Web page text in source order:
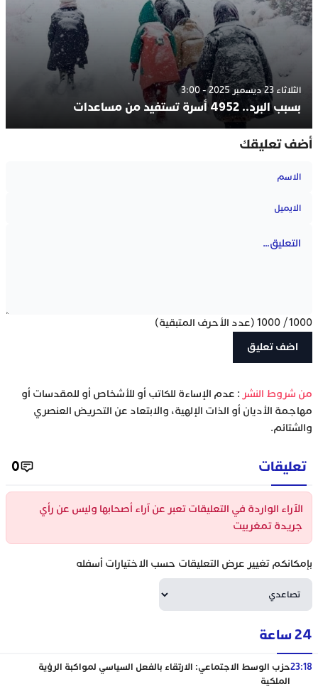
الثلاثاء 23 ديسمبر 2025 - 3:00
بسبب البرد.. 4952 أسرة تستفيد من مساعدات
أضف تعليقك
1000
/
1000 (عدد الأحرف المتبقية)
‫من شروط النشر : عدم الإساءة للكاتب أو للأشخاص أو للمقدسات أو
مهاجمة الأديان أو الذات الإلهية، والابتعاد عن التحريض العنصري
والشتائم.
تعليقات 0
الآراء الواردة في التعليقات تعبر عن آراء أصحابها وليس عن رأي
جريدة تمغربيت
بإمكانكم تغيير عرض التعليقات حسب الاختيارات أسفله
24 ساعة
23:18حزب الوسط الاجتماعي: الارتقاء بالفعل السياسي لمواكبة الرؤية
الملكية